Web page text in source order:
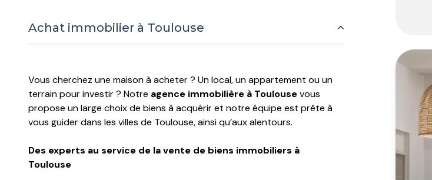
Achat immobilier à Toulouse
Vous cherchez une maison à acheter ? Un local, un appartement ou un
terrain pour investir ? Notre agence immobilière à Toulousevous
propose un large choix de biens à acquérir et notre équipe est prête à
vous guider dans les villes de Toulouse, ainsi qu’aux alentours.
Des experts au service de la vente de biens immobiliers à
Toulouse